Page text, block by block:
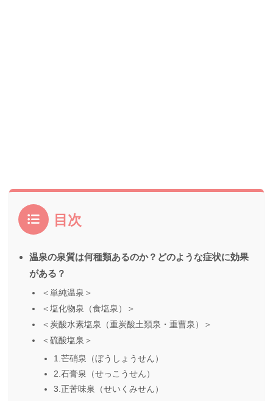
目次
温泉の泉質は何種類あるのか？どのような症状に効果
がある？
＜単純温泉＞
＜塩化物泉（食塩泉）＞
＜炭酸水素塩泉（重炭酸土類泉・重曹泉）＞
＜硫酸塩泉＞
1.芒硝泉（ぼうしょうせん）
2.石膏泉（せっこうせん）
3.正苦味泉（せいくみせん）